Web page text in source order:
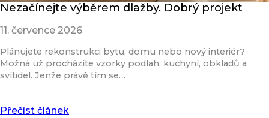
Nezačínejte výběrem dlažby. Dobrý projekt
11. července 2026
Plánujete rekonstrukci bytu, domu nebo nový interiér?
Možná už procházíte vzorky podlah, kuchyní, obkladů a
svítidel. Jenže právě tím se…
Přečíst článek